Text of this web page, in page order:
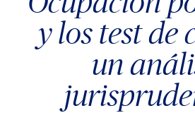
y los test de
un